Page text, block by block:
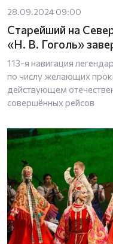
28.09.2024 09:00
Старейший на
«Н. В. Гоголь»
113-я навигация
по числу желающих
действующем
совершённых рейсов